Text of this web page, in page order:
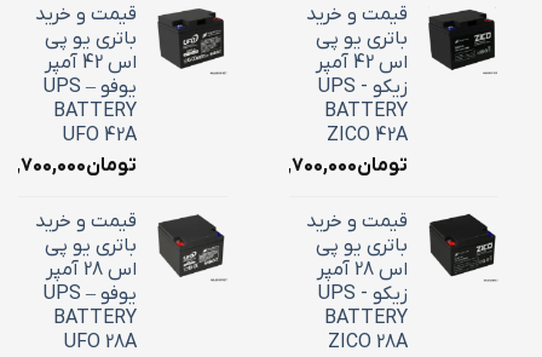
قیمت و خرید
باتری یو پی
اس 42 آمپر
زیکو - UPS
BATTERY
ZICO 42A
تومان۱۸,۷۰۰,۰۰۰
قیمت و خرید
باتری یو پی
اس 28 آمپر
زیکو - UPS
BATTERY
ZICO 28A
قیمت و خرید
باتری یو پی
اس 42 آمپر
یوفو – UPS
BATTERY
UFO 42A
تومان
قیمت و خرید
باتری یو پی
اس 28 آمپر
یوفو – UPS
BATTERY
UFO 28A